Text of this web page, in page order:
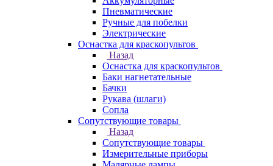
Пневматические
Ручные для побелки
Электрические
Оснастка для краскопультов
Назад
Оснастка для краскопультов
Баки нагнетательные
Бачки
Рукава (шлаги)
Сопла
Сопутствующие товары
Назад
Сопутствующие товары
Измерительные приборы